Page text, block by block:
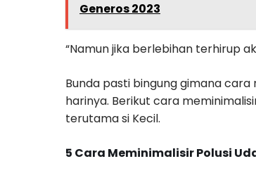
Generos 2023
“Namun jika berlebihan terhirup
Bunda pasti bingung gimana
harinya. Berikut cara
terutama si Kecil.
5 Cara Meminimalisir Polusi